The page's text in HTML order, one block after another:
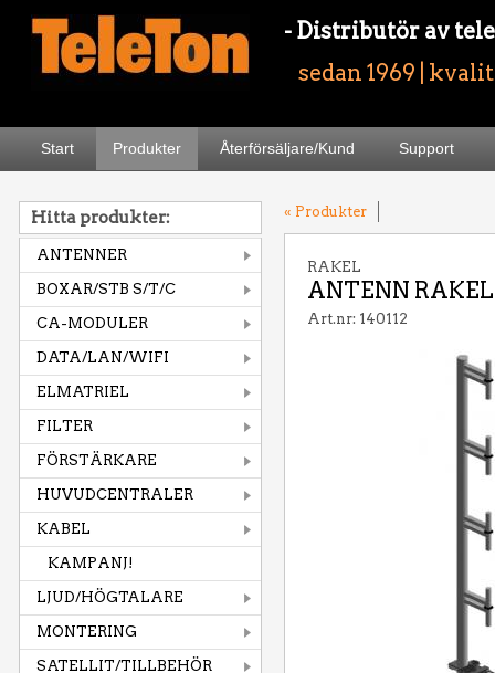
- Distributör av
sedan 1969 |
Start Produkter Återförsäljare/Kund Support
Hitta produkter:
ANTENNER
BOXAR/STB S/T/C
CA-MODULER
DATA/LAN/WIFI
ELMATRIEL
FILTER
FÖRSTÄRKARE
HUVUDCENTRALER
KABEL
KAMPANJ!
LJUD/HÖGTALARE
MONTERING
SATELLIT/TILLBEHÖR
« Produkter
RAKEL
ANTENN
Art.nr: 140112